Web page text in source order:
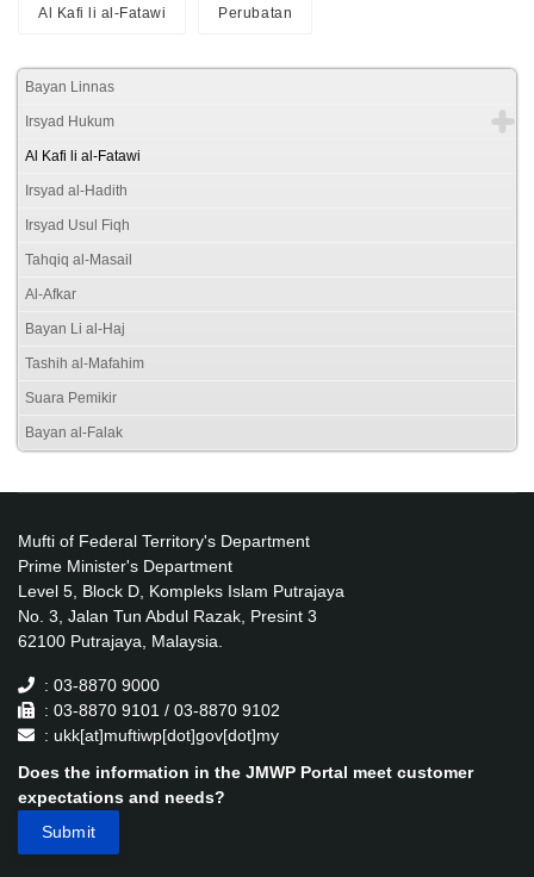
Al Kafi li al-Fatawi Perubatan
Bayan Linnas
Irsyad Hukum
Al Kafi li al-Fatawi
Irsyad al-Hadith
Irsyad Usul Fiqh
Tahqiq al-Masail
Al-Afkar
Bayan Li al-Haj
Tashih al-Mafahim
Suara Pemikir
Bayan al-Falak
Mufti of Federal Territory's Department
Prime Minister's Department
Level 5, Block D, Kompleks Islam Putrajaya
No. 3, Jalan Tun Abdul Razak, Presint 3
62100 Putrajaya, Malaysia.
: 03-8870 9000
: 03-8870 9101 / 03-8870 9102
: ukk[at]muftiwp[dot]gov[dot]my
Does the information in the JMWP Portal meet customer
expectations and needs?